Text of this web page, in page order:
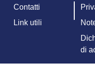
Contatti
Link utili
di